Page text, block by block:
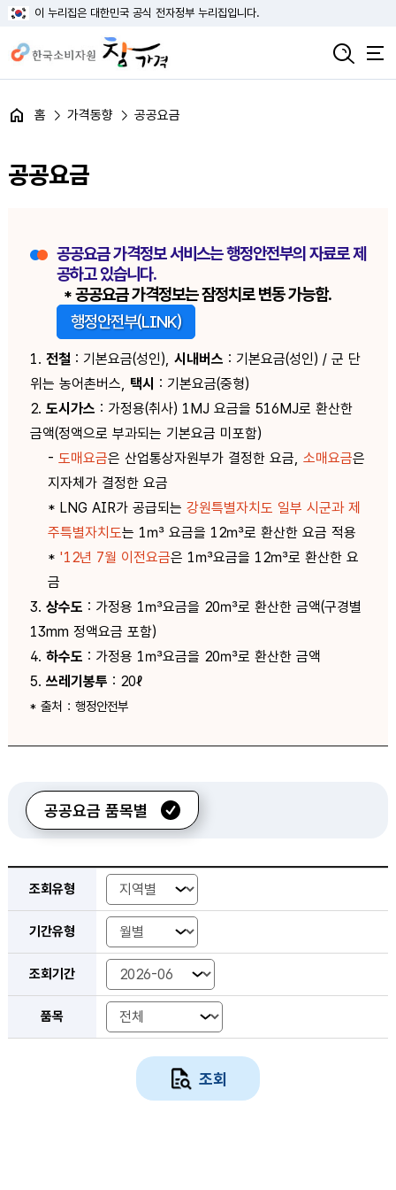
이 누리집은 대한민국 공식 전자정부 누리집입니다.
홈 가격동향 공공요금
공공요금
공공요금 가격정보 서비스는 행정안전부의 자료로 제
공하고 있습니다.
* 공공요금 가격정보는 잠정치로 변동 가능함.
행정안전부(LINK)
1. 전철 : 기본요금(성인), 시내버스 : 기본요금(성인) / 군 단
위는 농어촌버스, 택시 : 기본요금(중형)
2. 도시가스 : 가정용(취사) 1MJ 요금을 516MJ로 환산한
금액(정액으로 부과되는 기본요금 미포함)
- 도매요금은 산업통상자원부가 결정한 요금, 소매요금은
지자체가 결정한 요금
* LNG AIR가 공급되는 강원특별자치도 일부 시군과 제
주특별자치도는 1㎥ 요금을 12㎥로 환산한 요금 적용
* '12년 7월 이전요금은 1㎥요금을 12㎥로 환산한 요
금
3. 상수도 : 가정용 1㎥요금을 20㎥로 환산한 금액(구경별
13mm 정액요금 포함)
4. 하수도 : 가정용 1㎥요금을 20㎥로 환산한 금액
5. 쓰레기봉투 : 20ℓ
* 출처 : 행정안전부
공공요금 품목별
조회유형
기간유형
조회기간
품목
조회